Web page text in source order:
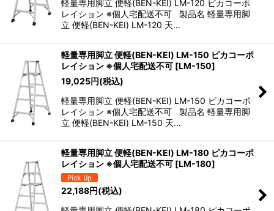
軽量専用脚立 便軽(BEN-KEI) LM-120 ピカコーポ
レイション ※個人宅配送不可 製品名 軽量専用脚
立 便軽(BEN-KEI) LM-120 天…
軽量専用脚立 便軽(BEN-KEI) LM-150 ピカコーポ
レイション ※個人宅配送不可 [LM-150]
19,025円(税込)
軽量専用脚立 便軽(BEN-KEI) LM-150 ピカコーポ
レイション ※個人宅配送不可 製品名 軽量専用脚
立 便軽(BEN-KEI) LM-150 天…
軽量専用脚立 便軽(BEN-KEI) LM-180 ピカコーポ
レイション ※個人宅配送不可 [LM-180]
22,188円(税込)